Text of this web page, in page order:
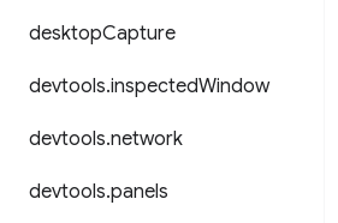
desktopCapture
devtools.inspectedWindow
devtools.network
devtools.panels